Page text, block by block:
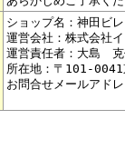
ショップ名：神田ビ
運営会社：株式会社
運営責任者：大島
所在地：〒101-
お問合せメールアド